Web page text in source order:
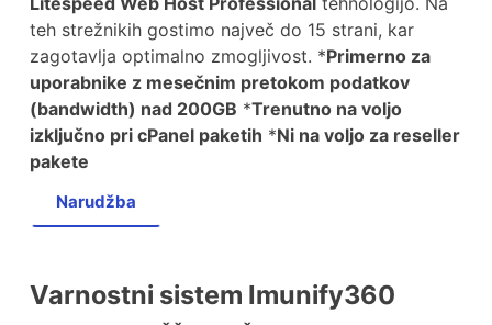
teh strežnikih gostimo največ do 15 strani, kar
zagotavlja optimalno zmogljivost. *Primerno za
uporabnike z mesečnim pretokom podatkov
(bandwidth) nad 200GB *Trenutno na voljo
izključno pri cPanel paketih *Ni na voljo za reseller
pakete
Narudžba
Varnostni sistem Imunify360